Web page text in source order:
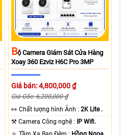
BỘ Camera Giám Sát Cửa Hàng
Xoay 360 Ezviz H6C Pro 3MP
Giá bán: 4,800,000 ₫
Giá Gốc: 6,200,000 ₫
️👀 Chất lượng hình Ảnh :2K Lite .
⚒ Camera Công nghệ : IP Wifi.